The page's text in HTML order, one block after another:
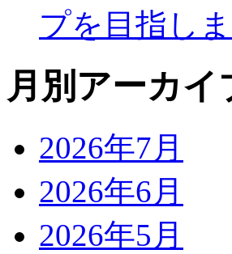
プを目指し
月別アーカイ
2026年7月
2026年6月
2026年5月